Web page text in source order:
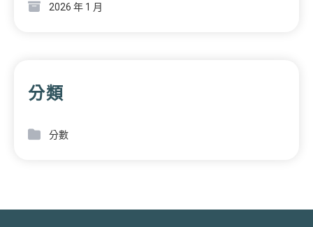
2026 年 1 月
分類
分數